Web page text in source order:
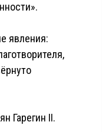
явления:
Гарегин II.